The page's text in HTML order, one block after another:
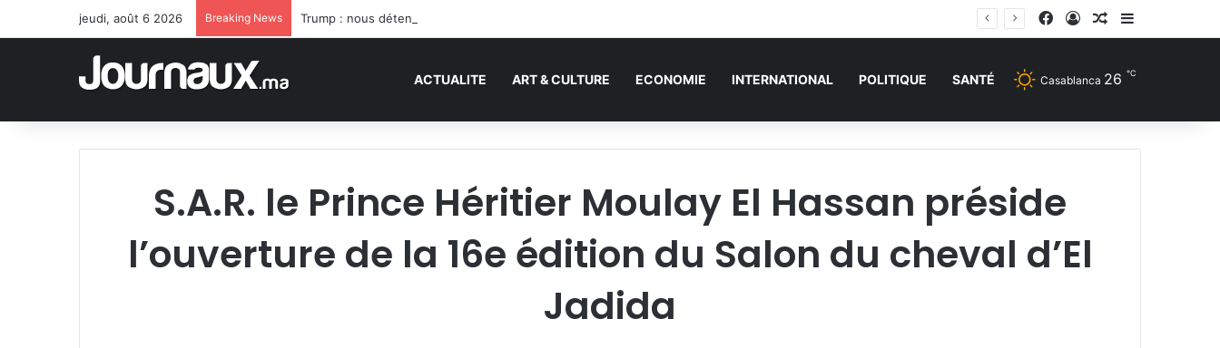
jeudi, août 6 2026 Breaking News Trump : nous détenons 60% des réserves mondiales de pétrole et de gaz Facebook
Connexion
Article Aléatoire
Sidebar
ACTUALITE ART & CULTURE ECONOMIE INTERNATIONAL POLITIQUE SANTÉ Casablanca 26 ℃
S.A.R. le Prince Héritier Moulay El Hassan préside
l’ouverture de la 16e édition du Salon du cheval d’El
Jadida